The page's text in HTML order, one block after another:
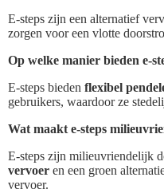
E-steps zijn een alternatief
zorgen voor een vlotte
Op welke manier bieden e-
E-steps bieden flexibel
gebruikers, waardoor ze
Wat maakt e-steps
E-steps zijn milieuvriendelijk
vervoer en een groen
vervoer.